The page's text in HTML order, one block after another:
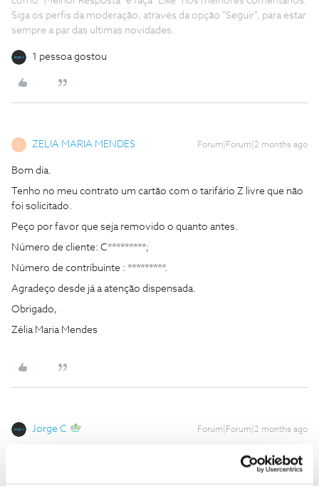
Siga os perfis da moderação, através da opção "Seguir", para estar
sempre a par das ultimas novidades.
1 pessoa gostou
Z ZELIA MARIA MENDES Forum|Forum|2 months ago
Bom dia.
Tenho no meu contrato um cartão com o tarifário Z livre que não
foi solicitado.
Peço por favor que seja removido o quanto antes.
Número de cliente: C*********;
Número de contribuinte : *********.
Agradeço desde já a atenção dispensada.
Obrigado,
Zélia Maria Mendes
Jorge C Forum|Forum|2 months ago
Por motivos de segurança e privacidade, não deve partilhar